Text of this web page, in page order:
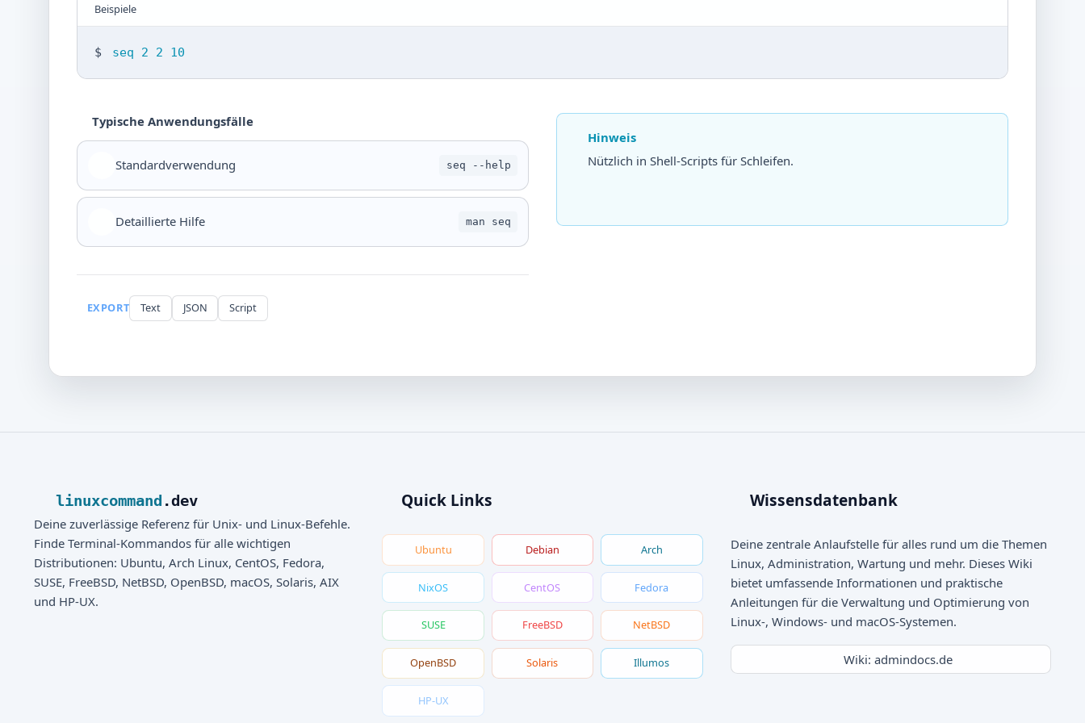
Beispiele
$ seq 2 2 10
Typische Anwendungsfälle
Standardverwendung seq --help
Detaillierte Hilfe man seq
Hinweis
Nützlich in Shell-Scripts für Schleifen.
EXPORT Text JSON Script
linuxcommand .dev
Deine zuverlässige Referenz für Unix- und Linux-Befehle.
Finde Terminal-Kommandos für alle wichtigen
Distributionen: Ubuntu, Arch Linux, CentOS, Fedora,
SUSE, FreeBSD, NetBSD, OpenBSD, macOS, Solaris, AIX
und HP-UX.
Quick Links
Ubuntu Debian Arch
NixOS CentOS Fedora
SUSE FreeBSD NetBSD
OpenBSD Solaris Illumos
HP-UX
Wissensdatenbank
Deine zentrale Anlaufstelle für alles rund um die Themen
Linux, Administration, Wartung und mehr. Dieses Wiki
bietet umfassende Informationen und praktische
Anleitungen für die Verwaltung und Optimierung von
Linux-, Windows- und macOS-Systemen.
Wiki: admindocs.de